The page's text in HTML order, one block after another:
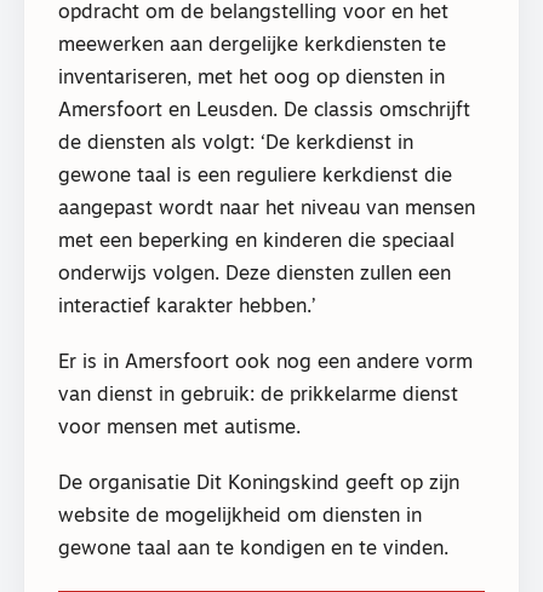
opdracht om de belangstelling voor en het
meewerken aan dergelijke kerkdiensten te
inventariseren, met het oog op diensten in
Amersfoort en Leusden. De classis omschrijft
de diensten als volgt: ‘De kerkdienst in
gewone taal is een reguliere kerkdienst die
aangepast wordt naar het niveau van mensen
met een beperking en kinderen die speciaal
onderwijs volgen. Deze diensten zullen een
interactief karakter hebben.’
Er is in Amersfoort ook nog een andere vorm
van dienst in gebruik: de prikkelarme dienst
voor mensen met autisme.
De organisatie Dit Koningskind geeft op zijn
website de mogelijkheid om diensten in
gewone taal aan te kondigen en te vinden.